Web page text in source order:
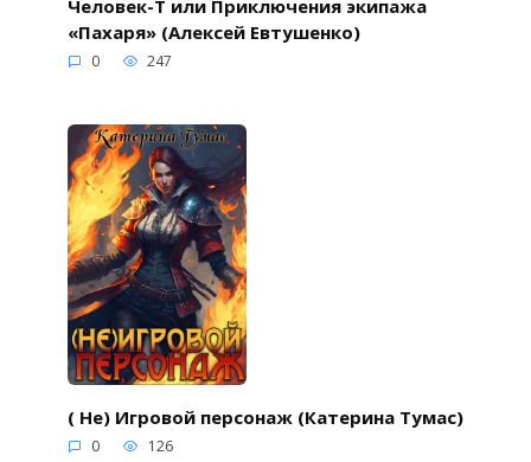
Человек-Т или Приключения экипажа
«Пахаря» (Алексей Евтушенко)
0 247
( Не) Игровой персонаж (Катерина Тумас)
0 126